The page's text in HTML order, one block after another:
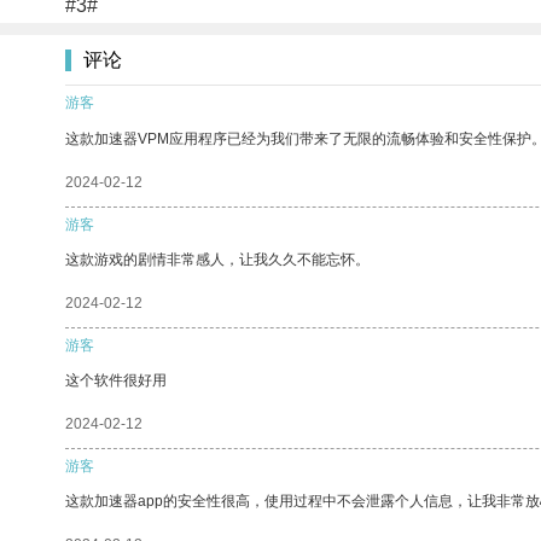
#3#
评论
游客
这款加速器VPM应用程序已经为我们带来了无限的流畅体验和安全性保护
2024-02-12
游客
这款游戏的剧情非常感人，让我久久不能忘怀。
2024-02-12
游客
这个软件很好用
2024-02-12
游客
这款加速器app的安全性很高，使用过程中不会泄露个人信息，让我非常